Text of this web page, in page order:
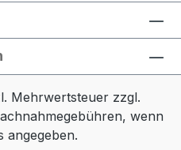
Mehrwertsteuer zzgl.
wenn
angegeben.